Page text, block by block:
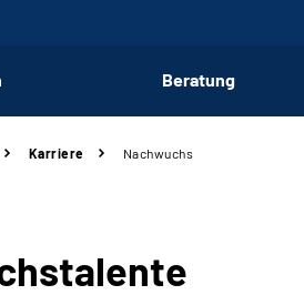
Beratung
Karriere Nachwuchs